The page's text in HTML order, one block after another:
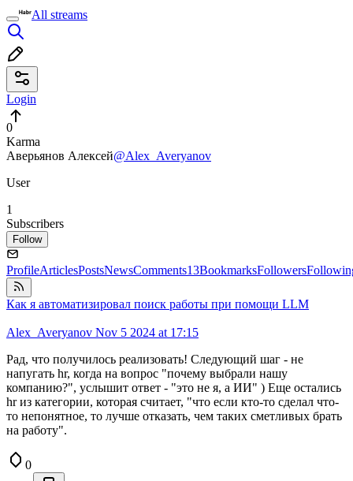
All streams
Login
0
Karma
Аверьянов Алексей@Alex_Averyanov
User
1
Subscribers
Follow
ProfileArticlesPostsNewsComments13BookmarksFollowers
Как я автоматизировал поиск работы при помощи LLM
Alex_Averyanov Nov 5 2024 at 17:15
Рад, что получилось реализовать! Следующий шаг - не
напугать hr, когда на вопрос "почему выбрали нашу
компанию?", услышит ответ - "это не я, а ИИ" ) Еще остались
hr из категории, которая считает, "что если кто-то сделал что-
то непонятное, то лучше отказать, чем таких сметливых брать
на работу".
0